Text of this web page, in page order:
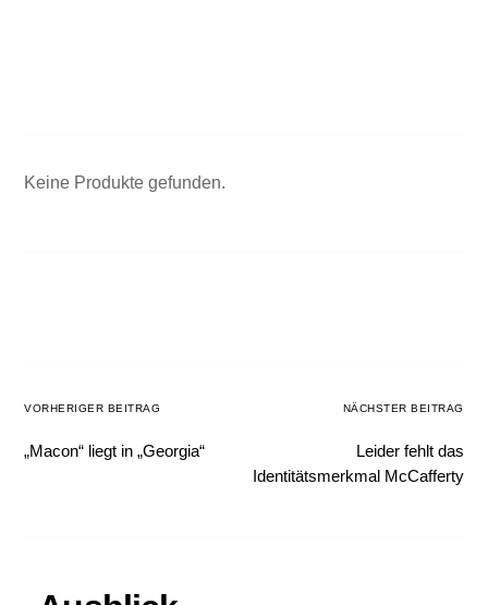
Keine Produkte gefunden.
VORHERIGER BEITRAG
„Macon“ liegt in „Georgia“
NÄCHSTER BEITRAG
Leider fehlt das
Identitätsmerkmal McCafferty